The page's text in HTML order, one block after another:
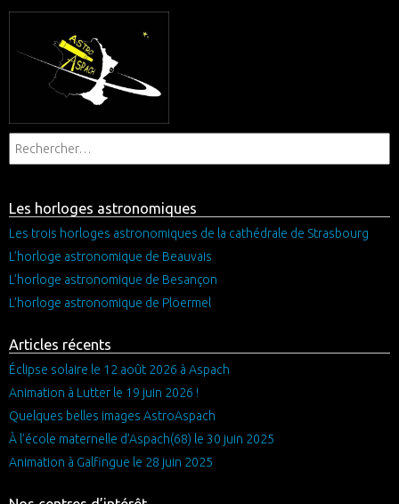
Les horloges astronomiques
Les trois horloges astronomiques de la cathédrale de Strasbourg
L’horloge astronomique de Beauvais
L’horloge astronomique de Besançon
L’horloge astronomique de Plöermel
Articles récents
Éclipse solaire le 12 août 2026 à Aspach
Animation à Lutter le 19 juin 2026 !
Quelques belles images AstroAspach
À l’école maternelle d’Aspach(68) le 30 juin 2025
Animation à Galfingue le 28 juin 2025